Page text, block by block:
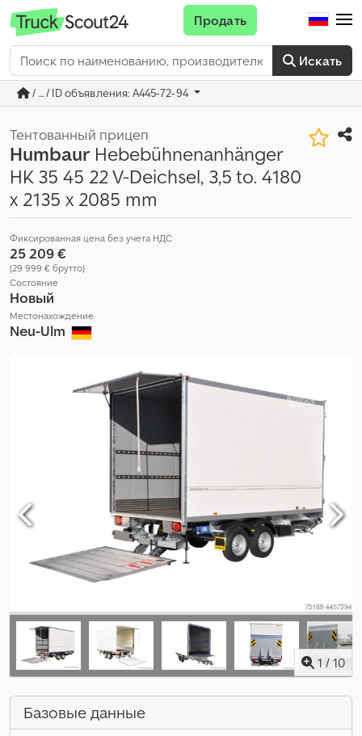
Искать
Продать
/ ... / ID объявления: A445-72-94
Тентованный прицеп
Humbaur Hebebühnenanhänger
HK 35 45 22 V-Deichsel, 3,5 to. 4180
x 2135 x 2085 mm
Фиксированная цена без учета НДС
25 209 €
(29 999 € брутто)
Состояние
Новый
Местонахождение
Neu-Ulm
1 / 10
Базовые данные